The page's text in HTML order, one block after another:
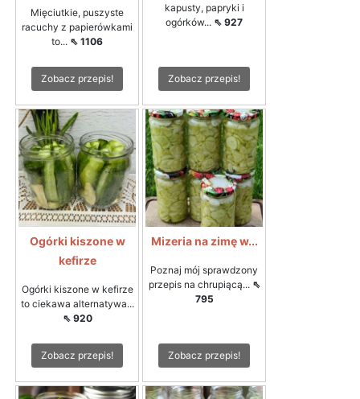
Mięciutkie, puszyste
racuchy z papierówkami
to... ⇖ 1106
Zobacz przepis!
kapusty, papryki i
ogórków... ⇖ 927
Zobacz przepis!
Ogórki kiszone w
kefirze
Ogórki kiszone w kefirze
to ciekawa alternatywa...
⇖ 920
Zobacz przepis!
Mizeria na zimę w...
Poznaj mój sprawdzony
przepis na chrupiącą... ⇖
795
Zobacz przepis!